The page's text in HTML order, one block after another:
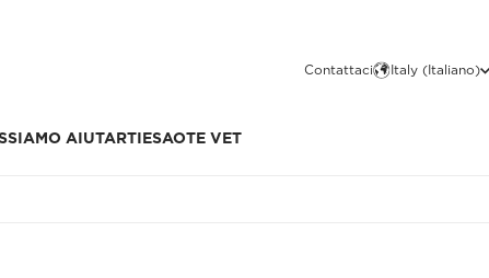
Contattaci Italy (Italiano)
AIUTARTIESAOTE VET